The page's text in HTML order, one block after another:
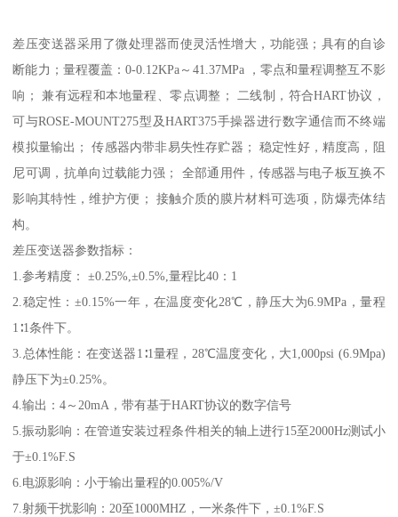
差压变送器采用了微处理器而使灵活性增大，功能强；具有的自诊
断能力；量程覆盖：0-0.12KPa～41.37MPa ，零点和量程调整互不影
响； 兼有远程和本地量程、零点调整； 二线制，符合HART协议，
可与ROSE-MOUNT275型及HART375手操器进行数字通信而不终端
模拟量输出； 传感器内带非易失性存贮器； 稳定性好，精度高，阻
尼可调，抗单向过载能力强； 全部通用件，传感器与电子板互换不
影响其特性，维护方便； 接触介质的膜片材料可选项，防爆壳体结
构。
差压变送器参数指标：
1.参考精度： ±0.25%,±0.5%,量程比40：1
2.稳定性：±0.15%一年，在温度变化28℃，静压大为6.9MPa，量程
1∶1条件下。
3.总体性能：在变送器1∶1量程，28℃温度变化，大1,000psi (6.9Mpa)
静压下为±0.25%。
4.输出：4～20mA，带有基于HART协议的数字信号
5.振动影响：在管道安装过程条件相关的轴上进行15至2000Hz测试小
于±0.1%F.S
6.电源影响：小于输出量程的0.005%/V
7.射频干扰影响：20至1000MHZ，一米条件下，±0.1%F.S